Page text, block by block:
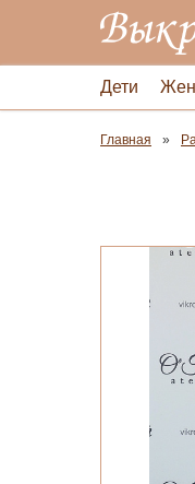
Дети
Главная